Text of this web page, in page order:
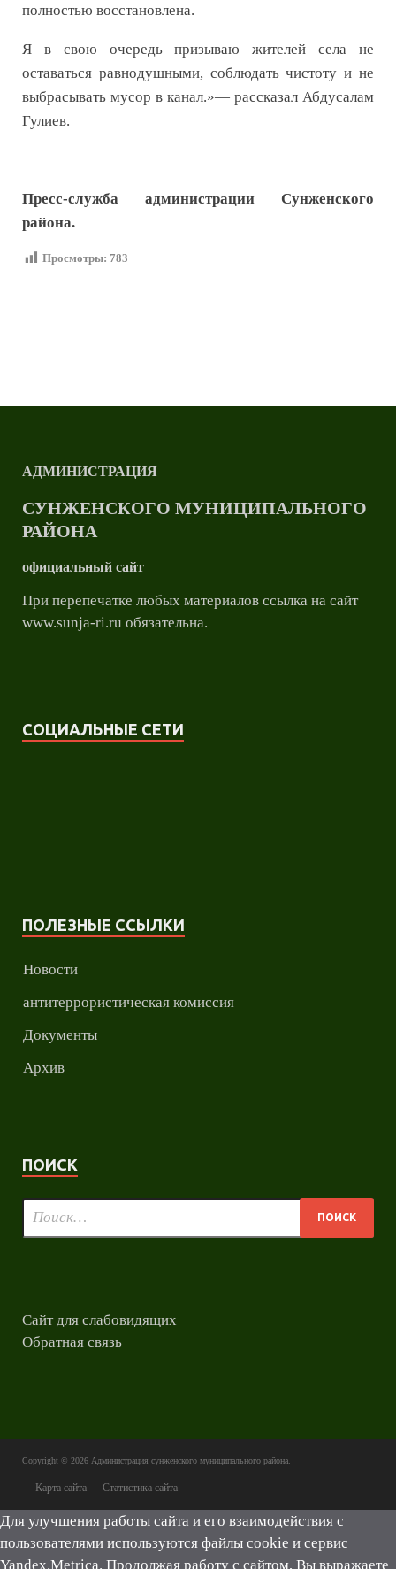
полностью восстановлена.
Я в свою очередь призываю жителей села не
оставаться равнодушными, соблюдать чистоту и не
выбрасывать мусор в канал.»— рассказал Абдусалам
Гулиев.
Пресс-служба администрации Сунженского
района.
Просмотры: 783
АДМИНИСТРАЦИЯ
СУНЖЕНСКОГО МУНИЦИПАЛЬНОГО
РАЙОНА
официальный сайт
При перепечатке любых материалов ссылка на сайт
www.sunja-ri.ru обязательна.
СОЦИАЛЬНЫЕ СЕТИ
ПОЛЕЗНЫЕ ССЫЛКИ
Новости
антитеррористическая комиссия
Документы
Архив
ПОИСК
Сайт для слабовидящих
Обратная связь
Copyright © 2026 Администрация сунженского муниципального района
Карта сайта Статистика сайта
Для улучшения работы сайта и его взаимодействия с
пользователями используются файлы cookie и сервис
Yandex.Metrica. Продолжая работу с сайтом, Вы выражаете